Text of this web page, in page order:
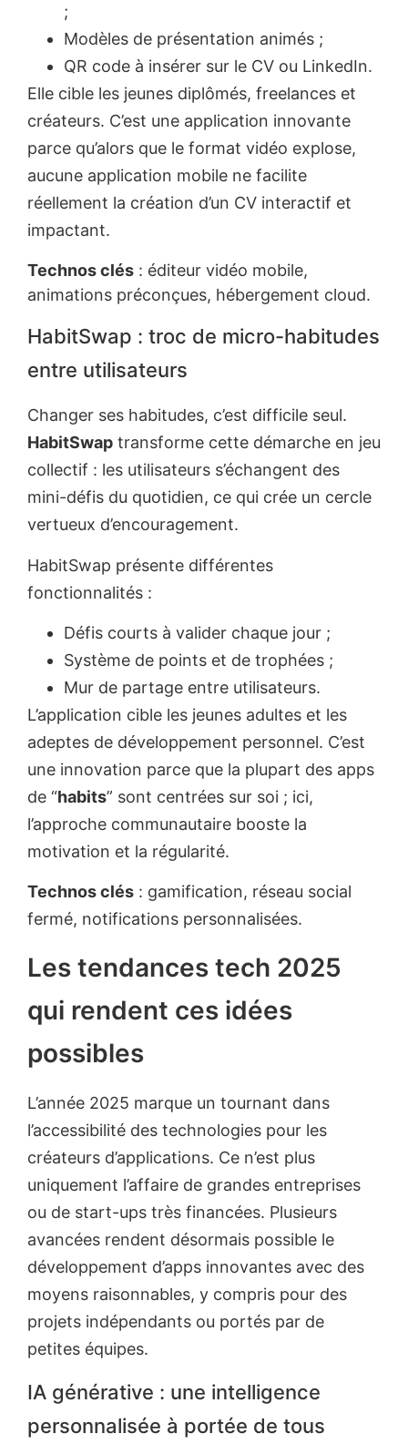
;
Modèles de présentation animés ;
QR code à insérer sur le CV ou LinkedIn.
Elle cible les jeunes diplômés, freelances et
créateurs. C’est une application innovante
parce qu’alors que le format vidéo explose,
aucune application mobile ne facilite
réellement la création d’un CV interactif et
impactant.
Technos clés : éditeur vidéo mobile,
animations préconçues, hébergement cloud.
HabitSwap : troc de micro-habitudes
entre utilisateurs
Changer ses habitudes, c’est difficile seul.
HabitSwap transforme cette démarche en jeu
collectif : les utilisateurs s’échangent des
mini-défis du quotidien, ce qui crée un cercle
vertueux d’encouragement.
HabitSwap présente différentes
fonctionnalités :
Défis courts à valider chaque jour ;
Système de points et de trophées ;
Mur de partage entre utilisateurs.
L’application cible les jeunes adultes et les
adeptes de développement personnel. C’est
une innovation parce que la plupart des apps
de “habits” sont centrées sur soi ; ici,
l’approche communautaire booste la
motivation et la régularité.
Technos clés : gamification, réseau social
fermé, notifications personnalisées.
Les tendances tech 2025
qui rendent ces idées
possibles
L’année 2025 marque un tournant dans
l’accessibilité des technologies pour les
créateurs d’applications. Ce n’est plus
uniquement l’affaire de grandes entreprises
ou de start-ups très financées. Plusieurs
avancées rendent désormais possible le
développement d’apps innovantes avec des
moyens raisonnables, y compris pour des
projets indépendants ou portés par de
petites équipes.
IA générative : une intelligence
personnalisée à portée de tous